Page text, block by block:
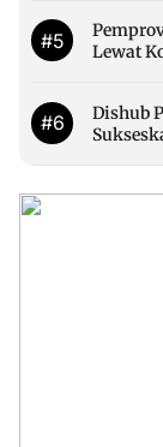
#5
Lewat
#6
Dishub